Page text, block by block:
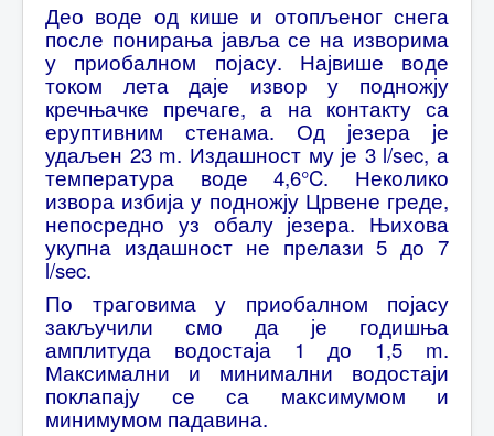
Део воде од кише и отопљеног снега
после понирања јавља се на изворима
у приобалном појасу. Највише воде
током лета даје извор у подножју
кречњачке пречаге, а на контакту са
еруптивним стенама. Од језера је
удаљен 23 m. Издашност му је 3 l/sec, а
температура воде 4,6°C. Неколико
извора избија у подножју Црвене греде,
непосредно уз обалу језера. Њихова
укупна издашност не прелази 5 до 7
l/sec.
По траговима у приобалном појасу
закључили смо да је годишња
амплитуда водостаја 1 до 1,5 m.
Максимални и минимални водостаји
поклапају се са максимумом и
минимумом падавина.